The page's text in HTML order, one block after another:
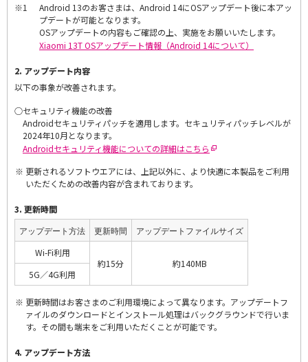
※1
Android 13のお客さまは、Android 14にOSアップデート後に本アッ
プデートが可能となります。
OSアップデートの内容もご確認の上、実施をお願いいたします。
Xiaomi 13T OSアップデート情報（Android 14について）
2. アップデート内容
以下の事象が改善されます。
○セキュリティ機能の改善
Androidセキュリティパッチを適用します。セキュリティパッチレベルが
2024年10月となります。
Androidセキュリティ機能についての詳細はこちら
更新されるソフトウエアには、上記以外に、より快適に本製品をご利用
いただくための改善内容が含まれております。
3. 更新時間
アップデート方法
更新時間
アップデートファイルサイズ
Wi-Fi利用
約15分
約140MB
5G／4G利用
更新時間はお客さまのご利用環境によって異なります。アップデートフ
ァイルのダウンロードとインストール処理はバックグラウンドで行いま
す。その間も端末をご利用いただくことが可能です。
4. アップデート方法